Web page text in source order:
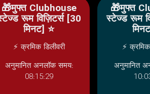
🎁मुफ्त Clubhouse
रूम विज़िटर्स [30
मिनट] ⭐
⚡ क्रमिक डिलीवरी
अनुमानित अनलॉक समय:
08:15:29
🎁मुफ्त
स्टेज्ड रूम
⚡
अनुमानित